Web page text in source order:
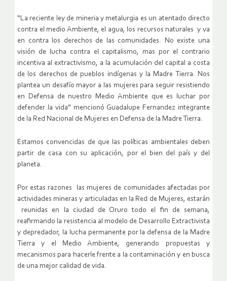
“La reciente ley de mineria y metalurgia es un atentado directo
contra el medio Ambiente, el agua, los recursos naturales y va
en contra los derechos de las comunidades. No existe una
visión de lucha contra el capitalismo, mas por el contrario
incentiva al extractivismo, a la acumulación del capital a costa
de los derechos de pueblos indígenas y la Madre Tierra. Nos
plantea un desafío mayor a las mujeres para seguir resistiendo
en Defensa de nuestro Medio Ambiente que es luchar por
defender la vida” mencionó Guadalupe Fernandez integrante
de la Red Nacional de Mujeres en Defensa de la Madre Tierra.
Estamos convencidas de que las políticas ambientales deben
partir de casa con su aplicación, por el bien del país y del
planeta.
Por estas razones las mujeres de comunidades afectadas por
actividades mineras y articuladas en la Red de Mujeres, estarán
reunidas en la ciudad de Oruro todo el fin de semana,
reafirmando la resistencia al modelo de Desarrollo Extractivista
y depredador, la lucha permanente por la defensa de la Madre
Tierra y el Medio Ambiente, generando propuestas y
mecanismos para hacerle frente a la contaminación y en busca
de una mejor calidad de vida.